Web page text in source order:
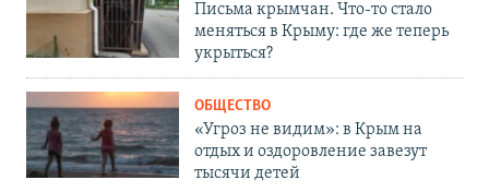
Письма крымчан. Что-то стало
меняться в Крыму: где же теперь
укрыться?
ОБЩЕСТВО
«Угроз не видим»: в Крым на
отдых и оздоровление завезут
тысячи детей